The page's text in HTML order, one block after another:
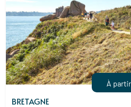
BRETAGNE
À